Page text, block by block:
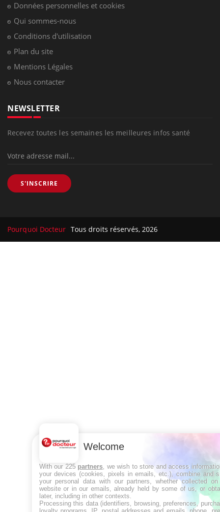
Données personnelles et cookies
Qui sommes-nous
Conditions d'utilisation
Plan du site
Mentions Légales
Nous contacter
NEWSLETTER
Recevez toutes les semaines les meilleures infos santé
S'INSCRIRE
Pourquoi Docteur Tous droits réservés, 2026
Welcome
With our 225 partners , we wish to store and access
your devices (cookies, pixels in emails, etc.), combine and
your personal data with our partners, whether collected
website or in our emails, already held by some of us, or
later, including in other contexts.
Processing this data (identifiers, browsing, preferences,
loyalty programs, IP, postal addresses and emails, phone,